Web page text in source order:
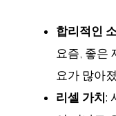
합리적인
요즘, 좋은
요가 많아
리셀 가치: